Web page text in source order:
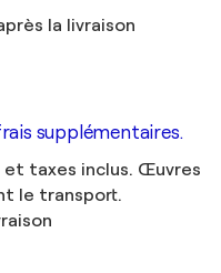
la livraison
supplémentaires.
et taxes inclus. Œuvres
le transport.